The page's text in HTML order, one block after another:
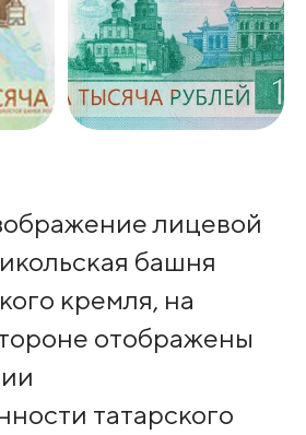
лицевой
башня
кремля, на
отображены
татарского